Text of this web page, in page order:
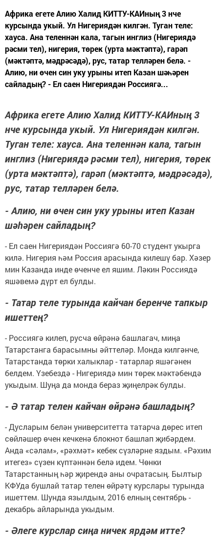
Африка егете Алию Халид КИТТУ-КАИның 3 нче
курсында укый. Ул Нигериядән килгән. Туган теле:
хауса. Ана теленнән кала, тагын инглиз (Нигериядә
рәсми тел), нигерия, төрек (урта мәктәптә), гарәп
(мәктәптә, мәдрәсәдә), рус, татар телләрен белә. -
Алию, ни өчен син уку урыны итеп Казан шәһәрен
сайладың? - Ел саен Нигериядән Россиягә...
Африка егете Алию Халид КИТТУ-КАИның 3
нче курсында укый. Ул Нигериядән килгән.
Туган теле: хауса. Ана теленнән кала, тагын
инглиз (Нигериядә рәсми тел), нигерия, төрек
(урта мәктәптә), гарәп (мәктәптә, мәдрәсәдә),
рус, татар телләрен белә.
- Алию, ни өчен син уку урыны итеп Казан
шәһәрен сайладың?
- Ел саен Нигериядән Россиягә 60-70 студент укырга
килә. Нигерия һәм Россия арасында килешү бар. Хәзер
мин Казанда инде өченче ел яшим. Ләкин Россиядә
яшәвемә дүрт ел булды.
- Татар теле турында кайчан беренче тапкыр
ишеттең?
- Россиягә килеп, русча өйрәнә башлагач, миңа
Татарстанга барасымны әйттеләр. Монда килгәнче,
Татарстанда төрки халыклар - татарлар яшәгәнен
белдем. Үзебездә - Нигериядә мин төрек мәктәбендә
укыдым. Шуңа да монда бераз җиңелрәк булды.
- Ә татар телен кайчан өйрәнә башладың?
- Дусларым белән университетта татарча дөрес итеп
сөйләшер өчен кечкенә блокнот башлап җибәрдем.
Анда «сәлам», «рәхмәт» кебек сүзләрне яздым. «Рәхим
итегез» сүзен күптәннән белә идем. Чөнки
Татарстанның һәр җирендә аны очратасың. Былтыр
КФУда бушлай татар телен өйрәтү курслары турында
ишеттем. Шунда язылдым, 2016 елның сентябрь -
декабрь айларында укыдым.
- Әлеге курслар сиңа ничек ярдәм итте?